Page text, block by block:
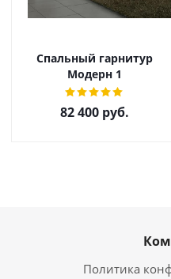
Спальный гарнитур
Модерн 1
82 400 руб.
Политика